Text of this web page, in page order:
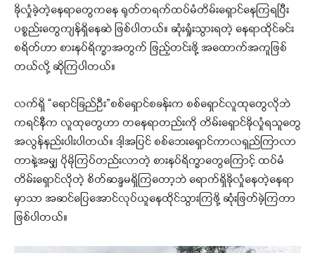
ခိုလှုံခဲ့တဲ့နေရာတွေကနေ ရုတ်တရက်ထပ်မံတိမ်းရှောင်နေကြရပြီး
ပစ္စည်းတွေကျန်ရှိနေဆဲ ဖြစ်ပါတယ်။ ဆုံးရှုံးသွားရတဲ့ နေရာထိုင်ခင်း
စရိတ်ဟာ စားနပ်ရိက္ခာအတွက် ဖြည့်တင်းဖို့ အထောက်အကူဖြစ်
တယ်လို့ ဆိုကြပါတယ်။
လက်ရှိ “ရောင်ခြည်ဦး”စစ်ရှောင်စခန်းက စစ်ရှောင်လူထုတွေလိုဘဲ
ကရင်နီက လူထုတွေဟာ တနေရာတည်းကို တိမ်းရှောင်ခိုလှုံရသူတွေ
အလွန်နည်းပါးပါတယ်။ ဒါ့အပြင် စစ်ဘေးရှောင်ကာလရှည်ကြာလာ
တာနဲ့အမျှ ပိုမိုကြပ်တည်းလာတဲ့ စားနပ်ရိက္ခာတွေကြောင့် ထပ်မံ
တိမ်းရှောင်လိုတဲ့ စိတ်ဆန္ဒမရှိကြတော့ဘဲ ရောက်ရှိခိုလှုံနေတဲ့နေရာ
မှာသာ အဆင်ပြေအောင်လုပ်ယူနေထိုင်သွားကြဖို့ ဆုံးဖြတ်ခဲ့ကြတာ
ဖြစ်ပါတယ်။